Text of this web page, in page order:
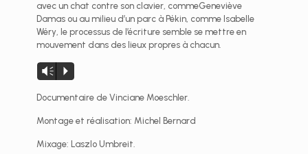
avec un chat contre son clavier, commeGeneviève
Damas ou au milieu d’un parc à Pékin, comme Isabelle
Wéry, le processus de l’écriture semble se mettre en
mouvement dans des lieux propres à chacun.
Lecteur
audio
Vm P
Documentaire de Vinciane Moeschler.
Montage et réalisation: Michel Bernard
Mixage: Laszlo Umbreit.